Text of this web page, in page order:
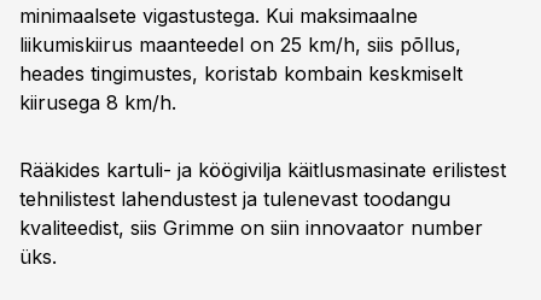
minimaalsete vigastustega. Kui maksimaalne
liikumiskiirus maanteedel on 25 km/h, siis põllus,
heades tingimustes, koristab kombain keskmiselt
kiirusega 8 km/h.
Rääkides kartuli- ja köögivilja käitlusmasinate erilistest
tehnilistest lahendustest ja tulenevast toodangu
kvaliteedist, siis Grimme on siin innovaator number
üks.